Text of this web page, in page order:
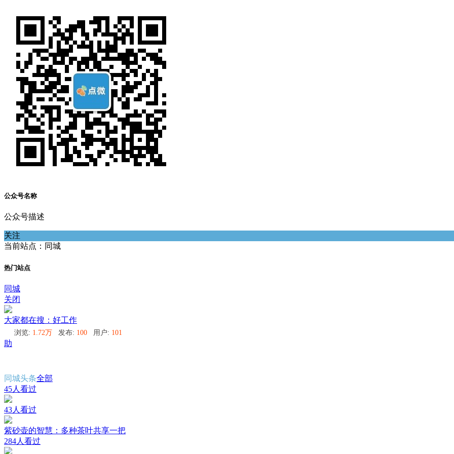
公众号名称
公众号描述
关注
当前站点：同城
热门站点
同城
关闭
大家都在搜：好工作
浏览: 1.72万 发布: 100 用户: 101
助
同城头条全部
45人看过
43人看过
紫砂壶的智慧：多种茶叶共享一把
284人看过